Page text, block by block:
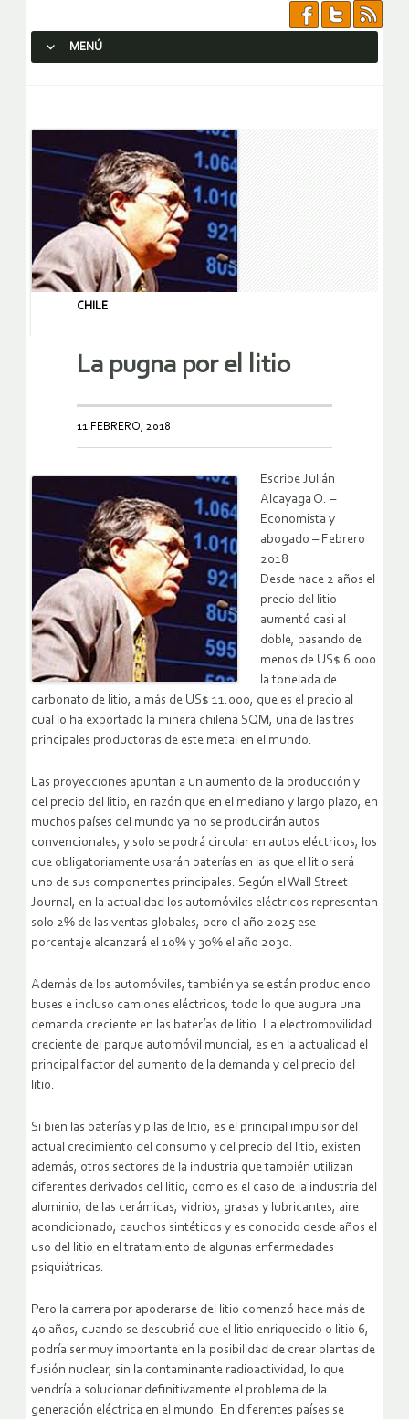
MENÚ
CHILE
La pugna por el litio
11 FEBRERO, 2018
Escribe Julián
Alcayaga O. –
Economista y
abogado – Febrero
2018
Desde hace 2 años el
precio del litio
aumentó casi al
doble, pasando de
menos de US$ 6.000
la tonelada de
carbonato de litio, a más de US$ 11.000, que es el precio al
cual lo ha exportado la minera chilena SQM, una de las tres
principales productoras de este metal en el mundo.
Las proyecciones apuntan a un aumento de la producción y
del precio del litio, en razón que en el mediano y largo plazo, en
muchos países del mundo ya no se producirán autos
convencionales, y solo se podrá circular en autos eléctricos, los
que obligatoriamente usarán baterías en las que el litio será
uno de sus componentes principales. Según el Wall Street
Journal, en la actualidad los automóviles eléctricos representan
solo 2% de las ventas globales, pero el año 2025 ese
porcentaje alcanzará el 10% y 30% el año 2030.
Además de los automóviles, también ya se están produciendo
buses e incluso camiones eléctricos, todo lo que augura una
demanda creciente en las baterías de litio. La electromovilidad
creciente del parque automóvil mundial, es en la actualidad el
principal factor del aumento de la demanda y del precio del
litio.
Si bien las baterías y pilas de litio, es el principal impulsor del
actual crecimiento del consumo y del precio del litio, existen
además, otros sectores de la industria que también utilizan
diferentes derivados del litio, como es el caso de la industria del
aluminio, de las cerámicas, vidrios, grasas y lubricantes, aire
acondicionado, cauchos sintéticos y es conocido desde años el
uso del litio en el tratamiento de algunas enfermedades
psiquiátricas.
Pero la carrera por apoderarse del litio comenzó hace más de
40 años, cuando se descubrió que el litio enriquecido o litio 6,
podría ser muy importante en la posibilidad de crear plantas de
fusión nuclear, sin la contaminante radioactividad, lo que
vendría a solucionar definitivamente el problema de la
generación eléctrica en el mundo. En diferentes países se